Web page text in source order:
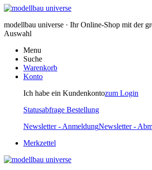
modellbau universe · Ihr Online-Shop mit der
Auswahl
Menu
Suche
Warenkorb
Konto
Ich habe ein Kundenkontozum Login
Statusabfrage Bestellung
Newsletter - AnmeldungNewsletter -
Merkzettel